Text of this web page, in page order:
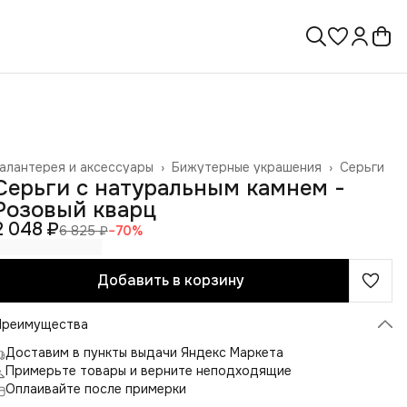
Серьги
Бижутерные украшения ›
и аксессуары ›
›
с натуральным камнем -
кварц
048 ₽6 825 ₽−70%
Добавить в корзину
Доставим в пункты выдачи Яндекс Маркета
Примерьте товары и верните неподходящие
Оплаивайте после примерки